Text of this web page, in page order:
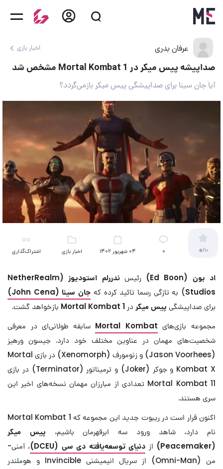
عرفان بدری اخبار بازی
صداپیشه پیس میکر در Mortal Kombat 1 مشخص شد
آیا جان سینا برای صداپیشگی پیس میکر بازمی‌گردد؟
0/10 ۰ 04 شهریور 1402 اخبار بازی اشتراک‌گذاری
اد بون (Ed Boon
) رئیسندررلم استودیوز (NetherRealm
Studios) به تازگی رسما تائید کرده که جان سینا (John Cena
)
برای صداپیشگی پیس میکر در Mortal Kombat 1 بازخواهد گشت.
مجموعه بازی‌های Mortal Kombat سابقه طولانی‌ای در معرفی
شخصیت‌های مهمان در عناوین مختلف خود دارد. جیسون ورهیز
(Jason Voorhees) و زنومورف (Xenomorph) در بازی Mortal
Kombat X و جوکر (Joker) و ترمیناتور (Terminator) در بازی
Mortal Kombat 11 تعدادی از مبارزان مهمان نسخه‌های اخیر این
سری هستند.
اکنون قرار است در ریبوت جدید این مجموعه که Mortal Kombat 1
نام دارد، شاهد ورود سه ابرقهرمان باشیم، پیس میکر
(
Peacemaker
) از دنیای توسعه‌یافته دی سی (DCEU
)، آمنی-
من (Omni-Man) از سریال انیمیشنی Invincible و هوملندر